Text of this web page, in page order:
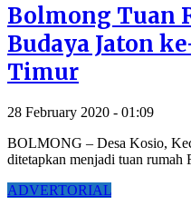
Bolmong Tuan
Budaya Jaton
Timur
28 February 2020 - 01:09
BOLMONG – Desa Kosio,
ditetapkan menjadi tuan
ADVERTORIAL